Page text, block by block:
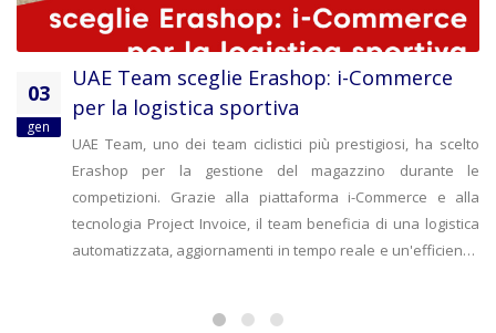
03
gen
UAE Team sceglie Erashop: i-Commerce
per la logistica sportiva
UAE Team, uno dei team ciclistici più prestigiosi, ha scelto
Erashop per la gestione del magazzino durante le
competizioni. Grazie alla piattaforma i-Commerce e alla
tecnologia Project Invoice, il team beneficia di una logistica
automatizzata, aggiornamenti in tempo reale e un'efficienza